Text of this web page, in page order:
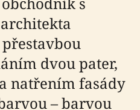
dvou pater,
natřením fasády
– barvou